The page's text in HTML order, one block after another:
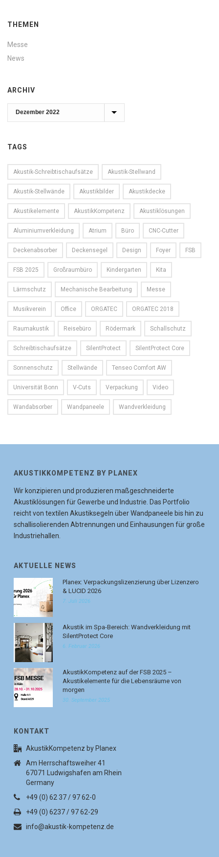
THEMEN
Messe
News
ARCHIV
TAGS
Akustik-Schreibtischaufsätze Akustik-Stellwand
Akustik-Stellwände Akustikbilder Akustikdecke
Akustikelemente AkustikKompetenz Akustiklösungen
Aluminiumverkleidung Atrium Büro CNC-Cutter
Deckenabsorber Deckensegel Design Foyer FSB
FSB 2025 Großraumbüro Kindergarten Kita
Lärmschutz Mechanische Bearbeitung Messe
Musikverein Office ORGATEC ORGATEC 2018
Raumakustik Reisebüro Rödermark Schallschutz
Schreibtischaufsätze SilentProtect SilentProtect Core
Sonnenschutz Stellwände Tenseo Comfort AW
Universität Bonn V-Cuts Verpackung Video
Wandabsorber Wandpaneele Wandverkleidung
AKUSTIKKOMPETENZ BY PLANEX
Wir konzipieren und produzieren maßgeschneiderte
Akustiklösungen für Gewerbe und Industrie. Das Portfolio
reicht von textilen Akustiksegeln über Wandpaneele bis hin zu
schallisolierenden Abtrennungen und Einhausungen für große
Industriehallen.
AKTUELLE NEWS
Planex: Verpackungslizenzierung über Lizenzero
& LUCID 2026
7. Juli 2026
Akustik im Spa-Bereich: Wandverkleidung mit
SilentProtect Core
6. Februar 2026
AkustikKompetenz auf der FSB 2025 –
Akustikelemente für die Lebensräume von
morgen
30. September 2025
KONTAKT
AkustikKompetenz by Planex
Am Herrschaftsweiher 41
67071 Ludwigshafen am Rhein
Germany
+49 (0) 62 37 / 97 62-0
+49 (0) 6237 / 97 62-29
info@akustik-kompetenz.de